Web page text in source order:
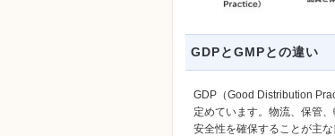
GDPとGMPとの違い
GDP（Good Distribution
定めています。物流、保管
安全性を確保することが主